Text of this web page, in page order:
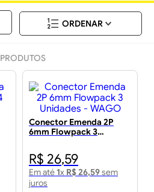
PRODUTOS
Conector Emenda 2P
6mm Flowpack 3
R$ 26,59
Em até 1x R$26,59sem
juros